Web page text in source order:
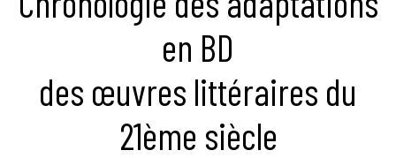
en BD
des œuvres littéraires du
21ème siècle